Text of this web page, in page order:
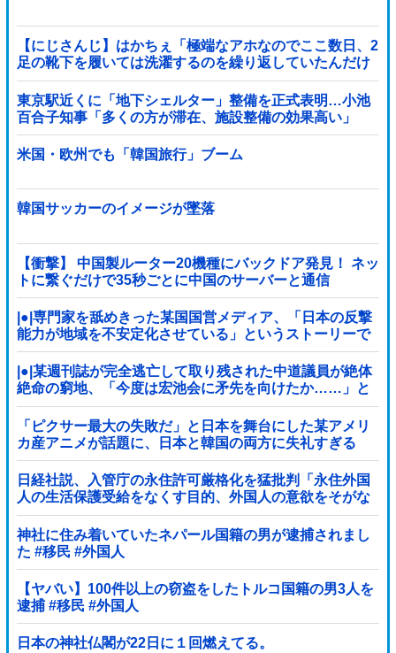
【にじさんじ】はかちぇ「極端なアホなのでここ数日、2
足の靴下を履いては洗濯するのを繰り返していたんだけ
ど今日15足買った」他
東京駅近くに「地下シェルター」整備を正式表明…小池
百合子知事「多くの方が滞在、施設整備の効果高い」
米国・欧州でも「韓国旅行」ブーム
韓国サッカーのイメージが墜落
【衝撃】 中国製ルーター20機種にバックドア発見！ ネッ
トに繋ぐだけで35秒ごとに中国のサーバーと通信
|●|専門家を舐めきった某国国営メディア、「日本の反撃
能力が地域を不安定化させている」というストーリーで
番組制作を進めようとするも……
|●|某週刊誌が完全逃亡して取り残された中道議員が絶体
絶命の窮地、「今度は宏池会に矛先を向けたか……」と
節操の無さに呆れる人が続出
「ピクサー最大の失敗だ」と日本を舞台にした某アメリ
カ産アニメが話題に、日本と韓国の両方に失礼すぎる
わ……
日経社説、入管庁の永住許可厳格化を猛批判「永住外国
人の生活保護受給をなくす目的、外国人の意欲をそがな
いか懸念」「外国人を一時的な労働力ではなく、...
神社に住み着いていたネパール国籍の男が逮捕されまし
た #移民 #外国人
【ヤバい】100件以上の窃盗をしたトルコ国籍の男3人を
逮捕 #移民 #外国人
日本の神社仏閣が22日に１回燃えてる。